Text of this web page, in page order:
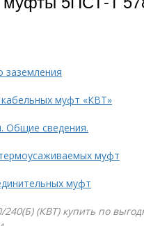
заземления
муфт «КВТ»
Общие сведения.
муфт
муфт
(КВТ) купить по